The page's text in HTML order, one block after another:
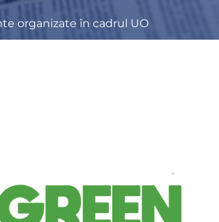
organizate în cadrul UO